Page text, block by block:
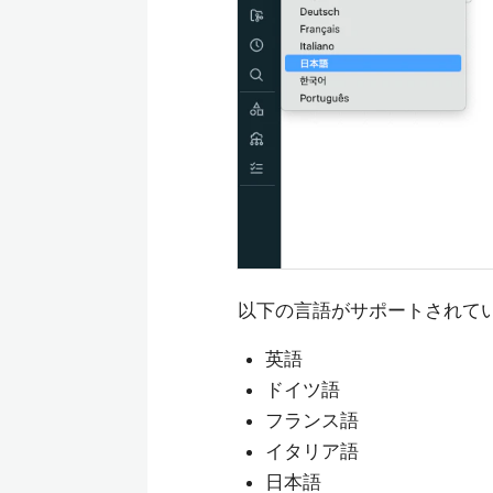
以下の言語がサポートされて
英語
ドイツ語
フランス語
イタリア語
日本語